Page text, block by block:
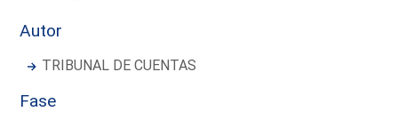
Autor
TRIBUNAL DE CUENTAS
Fase